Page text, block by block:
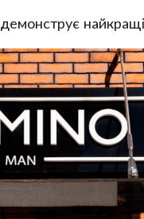
демонструє найкращі